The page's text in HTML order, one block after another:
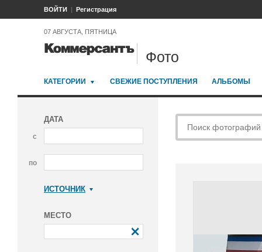
ВОЙТИ Регистрация
07 АВГУСТА, ПЯТНИЦА
Фото
КАТЕГОРИИ СВЕЖИЕ ПОСТУПЛЕНИЯ АЛЬБОМЫ
ДАТА
с
по
ИСТОЧНИК
МЕСТО